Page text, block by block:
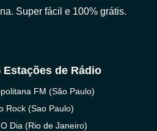
Super fácil e 100% grátis.
de Rádio
FM (São Paulo)
Rock (Sao Paulo)
Dia (Rio de Janeiro)